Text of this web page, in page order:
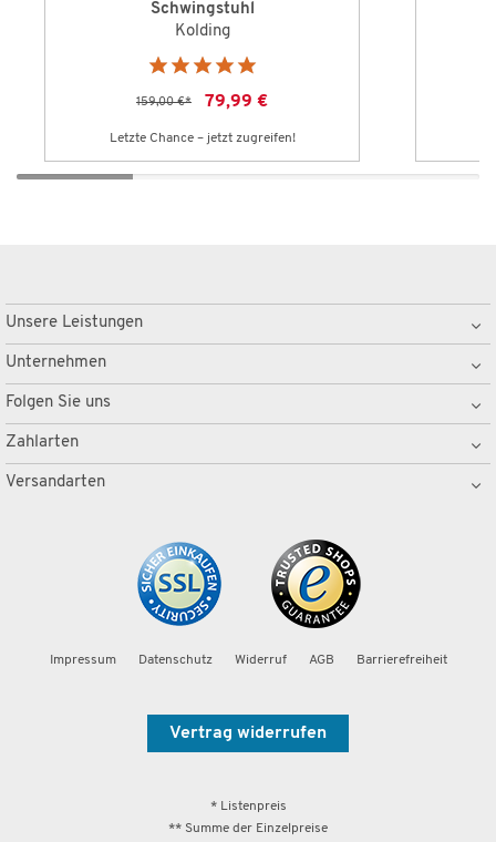
Schwingstuhl
Kolding
159,00 €* 79,99 €
Letzte Chance – jetzt zugreifen!
Unsere Leistungen
Unternehmen
Folgen Sie uns
Zahlarten
Versandarten
Impressum Datenschutz Widerruf AGB Barrierefreiheit
Vertrag widerrufen
* Listenpreis
** Summe der Einzelpreise